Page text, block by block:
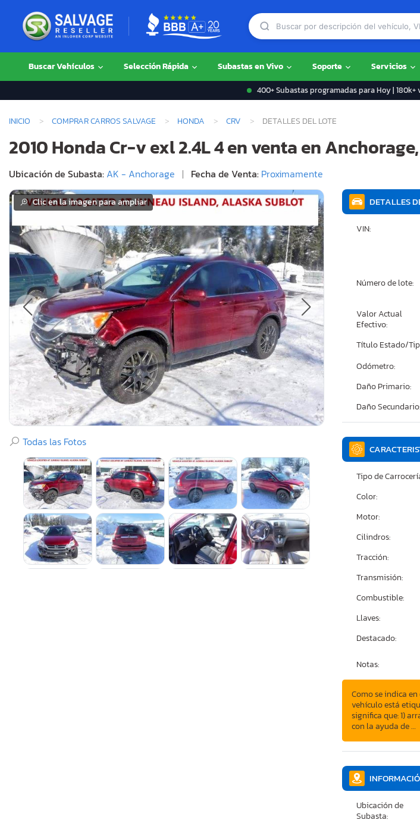
Buscar Vehículos Selección Rápida Subastas en Vivo Soporte Servicios
400+ Subastas programadas para Hoy |
INICIO COMPRAR CARROS SALVAGE HONDA CRV DETALLES DEL LOTE
2010 Honda Cr-v exl 2.4L 4 en venta en
Ubicación de Subasta: AK - Anchorage | Fecha de Venta: Proximamente
Clic en la imagen para ampliar
Todas las Fotos
DETALLES
VIN:
Número de lote:
Valor Actual
Efectivo:
Título Estado/
Odómetro:
Daño Primario:
Daño Secundario:
Tipo de
Color:
Motor:
Cilindros:
Tracción:
Transmisión:
Combustible:
Llaves:
Destacado:
Notas:
Como se indica
vehículo está
significa que: 1)
con la ayuda de …
Ubicación de
Subasta: